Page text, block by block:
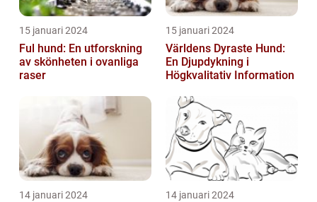
15 januari 2024
Ful hund: En utforskning
av skönheten i ovanliga
raser
15 januari 2024
Världens Dyraste Hund:
En Djupdykning i
Högkvalitativ Information
14 januari 2024 14 januari 2024